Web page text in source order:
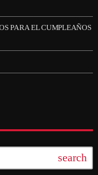
PARA EL CUMPLEAÑOS
search